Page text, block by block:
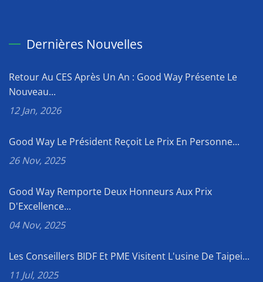
Dernières Nouvelles
Retour Au CES Après Un An : Good Way Présente Le
Nouveau...
12 Jan, 2026
Good Way Le Président Reçoit Le Prix En Personne...
26 Nov, 2025
Good Way Remporte Deux Honneurs Aux Prix
D'Excellence...
04 Nov, 2025
Les Conseillers BIDF Et PME Visitent L'usine De Taipei...
11 Jul, 2025